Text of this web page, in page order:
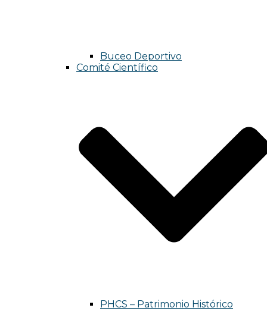
Buceo Deportivo
Comité Científico
PHCS – Patrimonio Histórico